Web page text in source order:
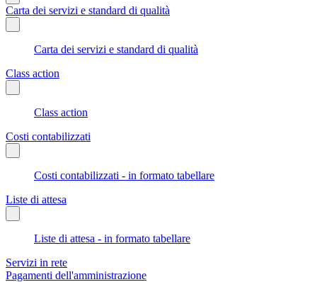
Carta dei servizi e standard di qualità
Carta dei servizi e standard di qualità
Class action
Class action
Costi contabilizzati
Costi contabilizzati - in formato tabellare
Liste di attesa
Liste di attesa - in formato tabellare
Servizi in rete
Pagamenti dell'amministrazione